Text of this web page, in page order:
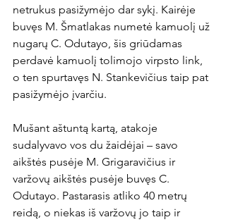
netrukus pasižymėjo dar sykį. Kairėje
buvęs M. Šmatlakas numetė kamuolį už
nugarų C. Odutayo, šis griūdamas
perdavė kamuolį tolimojo virpsto link,
o ten spurtavęs N. Stankevičius taip pat
pasižymėjo įvarčiu.
Mušant aštuntą kartą, atakoje
sudalyvavo vos du žaidėjai – savo
aikštės pusėje M. Grigaravičius ir
varžovų aikštės pusėje buvęs C.
Odutayo. Pastarasis atliko 40 metrų
reidą, o niekas iš varžovų jo taip ir